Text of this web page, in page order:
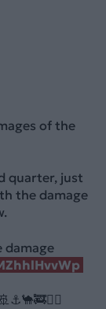
of the
quarter, just
the damage
damage